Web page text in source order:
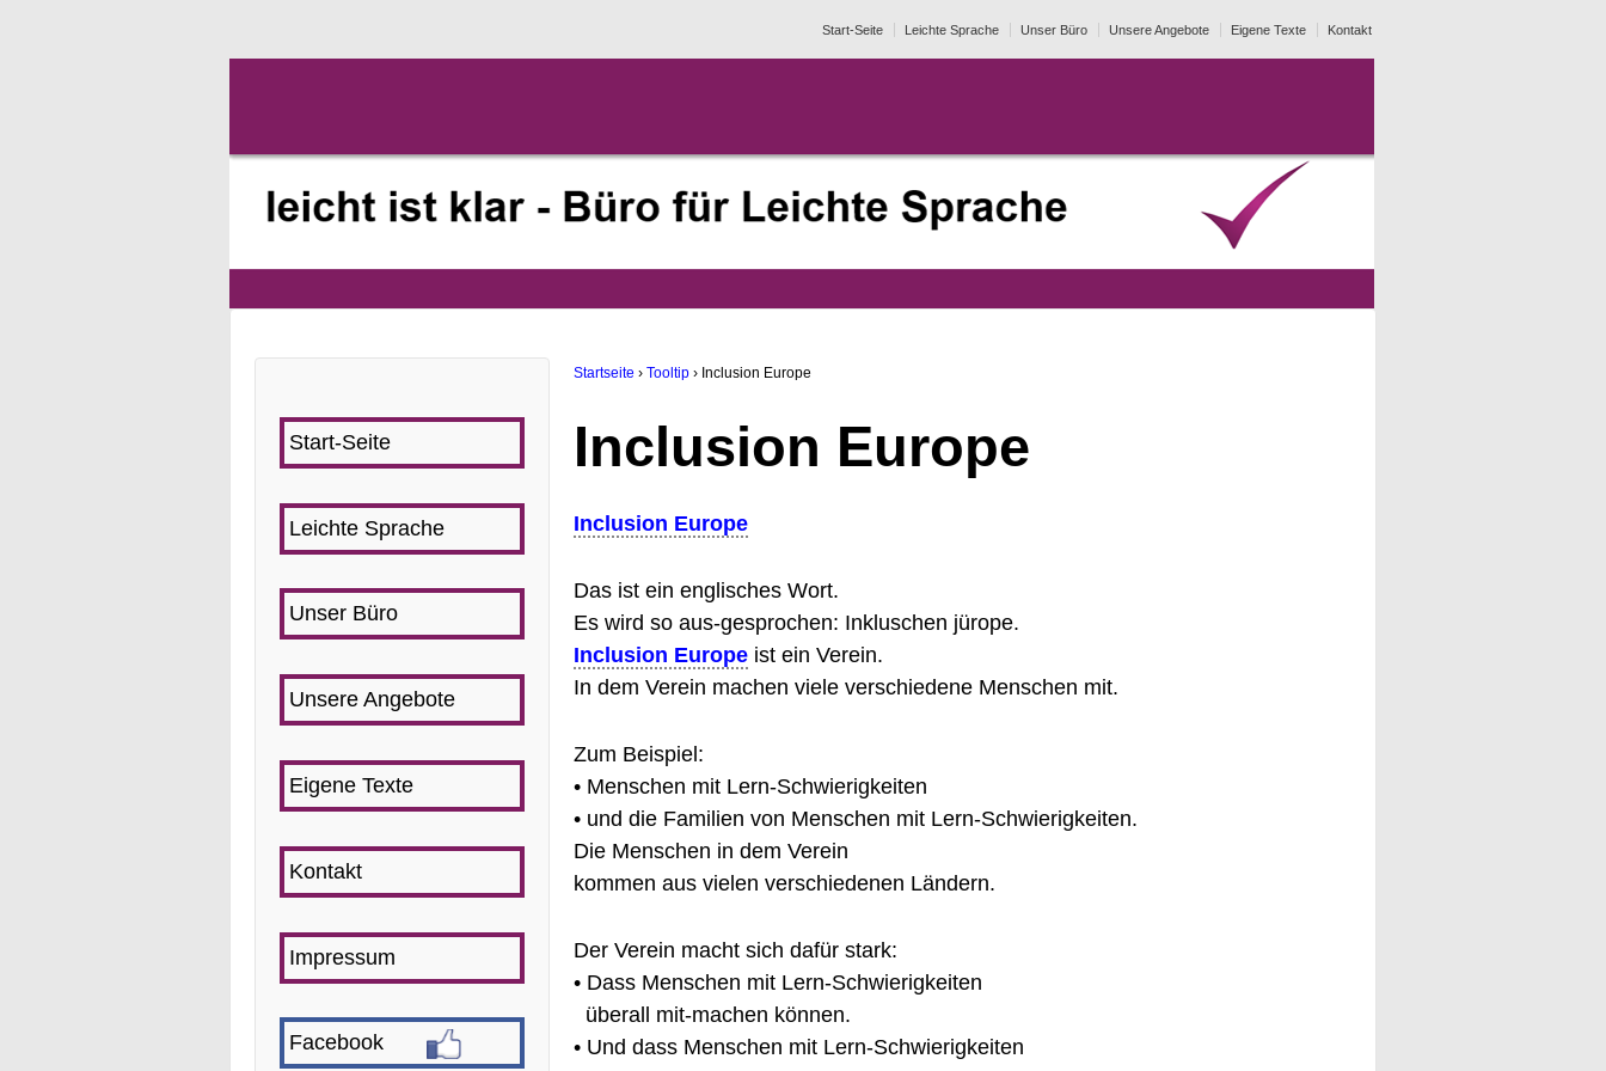
Start-Seite Leichte Sprache Unser Büro Unsere Angebote Eigene Texte Kontakt
Startseite › Tooltip › Inclusion Europe
Inclusion Europe
Inclusion Europe
Das ist ein englisches Wort.
Es wird so aus-gesprochen: Inkluschen jürope.
Inclusion Europeist ein Verein.
In dem Verein machen viele verschiedene Menschen mit.
Zum Beispiel:
• Menschen mit Lern-Schwierigkeiten
• und die Familien von Menschen mit Lern-Schwierigkeiten.
Die Menschen in dem Verein
kommen aus vielen verschiedenen Ländern.
Der Verein macht sich dafür stark:
• Dass Menschen mit Lern-Schwierigkeiten
überall mit-machen können.
• Und dass Menschen mit Lern-Schwierigkeiten
Start-Seite
Leichte Sprache
Unser Büro
Unsere Angebote
Eigene Texte
Kontakt
Impressum
Facebook